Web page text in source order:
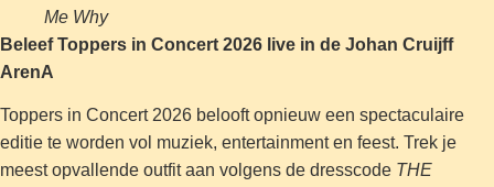
Me Why
Beleef Toppers in Concert 2026 live in de Johan Cruijff
ArenA
Toppers in Concert 2026 belooft opnieuw een spectaculaire
editie te worden vol muziek, entertainment en feest. Trek je
meest opvallende outfit aan volgens de dresscode THE